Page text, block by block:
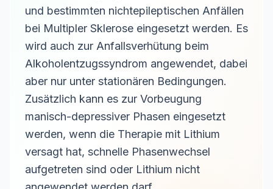
und bestimmten nichtepileptischen Anfällen
bei Multipler Sklerose eingesetzt werden. Es
wird auch zur Anfallsverhütung beim
Alkoholentzugssyndrom angewendet, dabei
aber nur unter stationären Bedingungen.
Zusätzlich kann es zur Vorbeugung
manisch-depressiver Phasen eingesetzt
werden, wenn die Therapie mit Lithium
versagt hat, schnelle Phasenwechsel
aufgetreten sind oder Lithium nicht